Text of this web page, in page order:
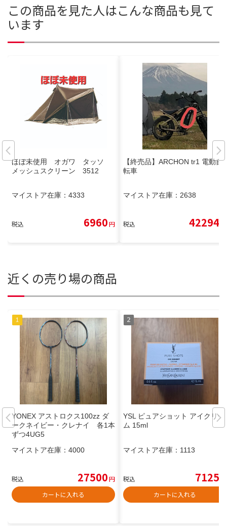
この商品を見た人はこんな商品も見て
います
ほぼ未使用 オガワ タッソ
メッシュスクリーン 3512
マイストア在庫： 4333
税込 6960円
【終売品】ARCHON tr1 電動自
転車
マイストア在庫： 2638
税込 42294
近くの売り場の商品
YONEX アストロクス100zz ダ
ークネイビー・クレナイ 各1本
ずつ4UG5
マイストア在庫： 4000
税込 27500円
カートに入れる
YSL ピュアショット アイクリー
ム 15ml
マイストア在庫： 1113
税込 7125
カートに入れる